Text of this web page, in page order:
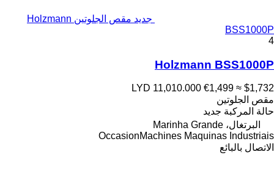
جديد مقص الجلوتين Holzmann
BSS1000P
4
Holzmann BSS1000P
LYD 11,010.000 €1,499 ≈ $1,732
مقص الجلوتين
حالة المركبة جديد
البرتغال، Marinha Grande
OccasionMachines Maquinas Industriais
الاتصال بالبائع